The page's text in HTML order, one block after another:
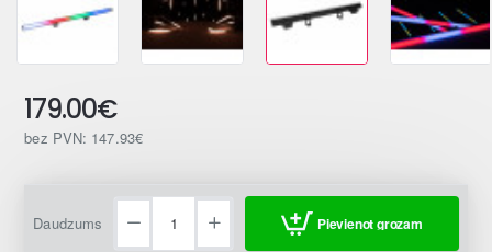
179.00€
bez PVN: 147.93€
Daudzums Pievienot grozam